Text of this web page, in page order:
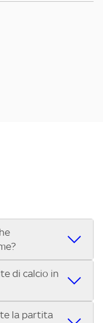
vicino a te per
C Sky Wifi, la
League, la UEFA
1®, la MotoGP™ e
di calcio in
mostrano le partite
la partita